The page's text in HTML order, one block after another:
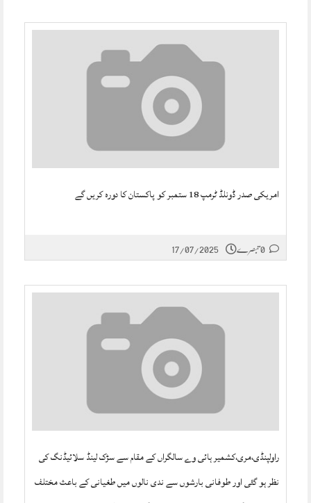
امریکی صدر ڈونلڈ ٹرمپ 18 ستمبر کو پاکستان کا دورہ کریں گے
17/07/2025
راولپنڈی،مری،کشمیر ہائی وے سالگراں کے مقام سے سڑک لینڈ سلائیڈنگ کی
نظر ہو گئی اور طوفانی بارشوں سے ندی نالوں میں طغیانی کے باعث مختلف